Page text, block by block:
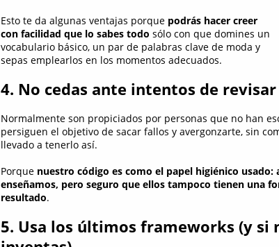
Esto te da algunas ventajas porque podrás hacer creer
con facilidad que lo sabes todo sólo con que domines un
vocabulario básico, un par de palabras clave de moda y
sepas emplearlos en los momentos adecuados.
4. No cedas ante intentos de
Normalmente son propiciados por personas que no han
persiguen el objetivo de sacar fallos y avergonzarte, sin
llevado a tenerlo así.
Porque nuestro código es como el papel higiénico
enseñamos, pero seguro que ellos tampoco tienen una
resultado.
5. Usa los últimos frameworks (y si